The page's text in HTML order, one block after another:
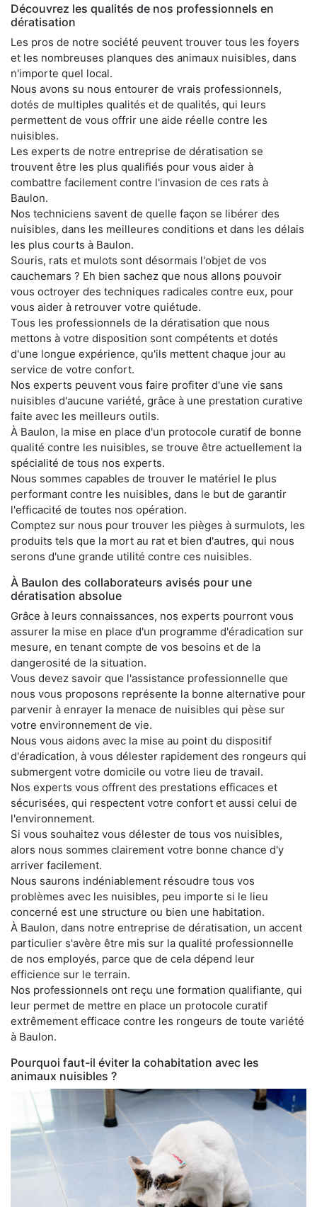
Découvrez les qualités de nos professionnels en
dératisation
Les pros de notre société peuvent trouver tous les foyers
et les nombreuses planques des animaux nuisibles, dans
n'importe quel local.
Nous avons su nous entourer de vrais professionnels,
dotés de multiples qualités et de qualités, qui leurs
permettent de vous offrir une aide réelle contre les
nuisibles.
Les experts de notre entreprise de dératisation se
trouvent être les plus qualifiés pour vous aider à
combattre facilement contre l'invasion de ces rats à
Baulon.
Nos techniciens savent de quelle façon se libérer des
nuisibles, dans les meilleures conditions et dans les délais
les plus courts à Baulon.
Souris, rats et mulots sont désormais l'objet de vos
cauchemars ? Eh bien sachez que nous allons pouvoir
vous octroyer des techniques radicales contre eux, pour
vous aider à retrouver votre quiétude.
Tous les professionnels de la dératisation que nous
mettons à votre disposition sont compétents et dotés
d'une longue expérience, qu'ils mettent chaque jour au
service de votre confort.
Nos experts peuvent vous faire profiter d'une vie sans
nuisibles d'aucune variété, grâce à une prestation curative
faite avec les meilleurs outils.
À Baulon, la mise en place d'un protocole curatif de bonne
qualité contre les nuisibles, se trouve être actuellement la
spécialité de tous nos experts.
Nous sommes capables de trouver le matériel le plus
performant contre les nuisibles, dans le but de garantir
l'efficacité de toutes nos opération.
Comptez sur nous pour trouver les pièges à surmulots, les
produits tels que la mort au rat et bien d'autres, qui nous
serons d'une grande utilité contre ces nuisibles.
À Baulon des collaborateurs avisés pour une
dératisation absolue
Grâce à leurs connaissances, nos experts pourront vous
assurer la mise en place d'un programme d'éradication sur
mesure, en tenant compte de vos besoins et de la
dangerosité de la situation.
Vous devez savoir que l'assistance professionnelle que
nous vous proposons représente la bonne alternative pour
parvenir à enrayer la menace de nuisibles qui pèse sur
votre environnement de vie.
Nous vous aidons avec la mise au point du dispositif
d'éradication, à vous délester rapidement des rongeurs qui
submergent votre domicile ou votre lieu de travail.
Nos experts vous offrent des prestations efficaces et
sécurisées, qui respectent votre confort et aussi celui de
l'environnement.
Si vous souhaitez vous délester de tous vos nuisibles,
alors nous sommes clairement votre bonne chance d'y
arriver facilement.
Nous saurons indéniablement résoudre tous vos
problèmes avec les nuisibles, peu importe si le lieu
concerné est une structure ou bien une habitation.
À Baulon, dans notre entreprise de dératisation, un accent
particulier s'avère être mis sur la qualité professionnelle
de nos employés, parce que de cela dépend leur
efficience sur le terrain.
Nos professionnels ont reçu une formation qualifiante, qui
leur permet de mettre en place un protocole curatif
extrêmement efficace contre les rongeurs de toute variété
à Baulon.
Pourquoi faut-il éviter la cohabitation avec les
animaux nuisibles ?